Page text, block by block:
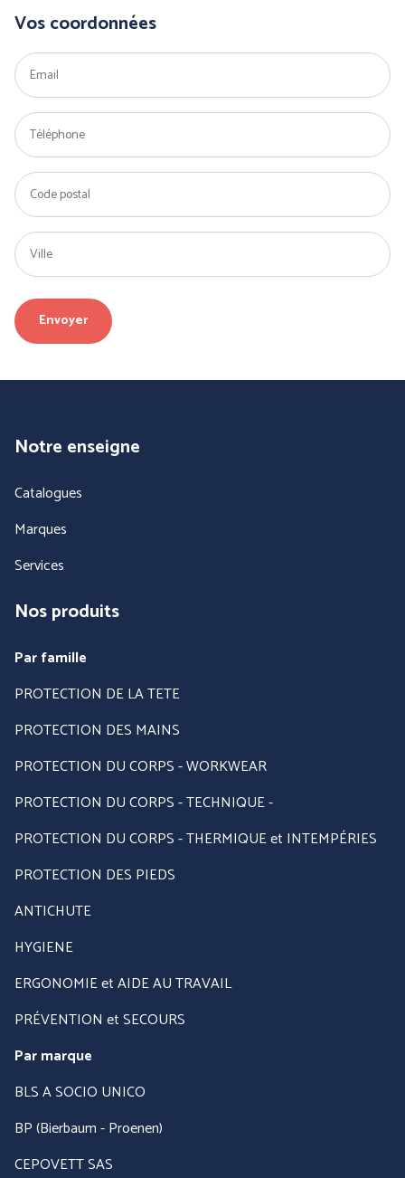
BLS A SOCIO UNICO
CEPOVETT SAS
COFRA
JUBA MSA France SAS
Vos coordonnées
Notre enseigne
Catalogues
Marques
Services
Nos produits
Par famille
PROTECTION DE LA TETE
PROTECTION DES MAINS
PROTECTION DU CORPS - WORKWEAR
PROTECTION DU CORPS - TECHNIQUE -
PROTECTION DU CORPS - THERMIQUE et INTEMPÉRIES
PROTECTION DES PIEDS
ANTICHUTE
HYGIENE
ERGONOMIE et AIDE AU TRAVAIL
PRÉVENTION et SECOURS
Par marque
BLS A SOCIO UNICO
BP (Bierbaum - Proenen)
CEPOVETT SAS